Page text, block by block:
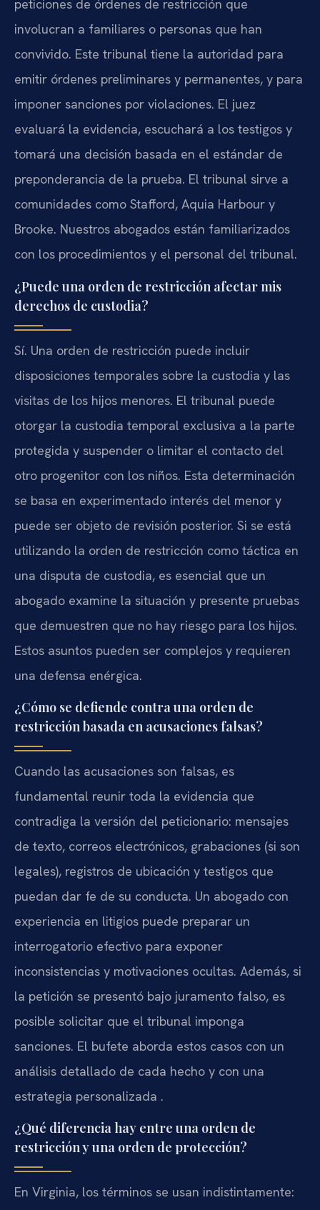
peticiones de órdenes de restricción que
involucran a familiares o personas que han
convivido. Este tribunal tiene la autoridad para
emitir órdenes preliminares y permanentes, y para
imponer sanciones por violaciones. El juez
evaluará la evidencia, escuchará a los testigos y
tomará una decisión basada en el estándar de
preponderancia de la prueba. El tribunal sirve a
comunidades como Stafford, Aquia Harbour y
Brooke. Nuestros abogados están familiarizados
con los procedimientos y el personal del tribunal.
¿Puede una orden de restricción afectar mis
derechos de custodia?
Sí. Una orden de restricción puede incluir
disposiciones temporales sobre la custodia y las
visitas de los hijos menores. El tribunal puede
otorgar la custodia temporal exclusiva a la parte
protegida y suspender o limitar el contacto del
otro progenitor con los niños. Esta determinación
se basa en experimentado interés del menor y
puede ser objeto de revisión posterior. Si se está
utilizando la orden de restricción como táctica en
una disputa de custodia, es esencial que un
abogado examine la situación y presente pruebas
que demuestren que no hay riesgo para los hijos.
Estos asuntos pueden ser complejos y requieren
una defensa enérgica.
¿Cómo se defiende contra una orden de
restricción basada en acusaciones falsas?
Cuando las acusaciones son falsas, es
fundamental reunir toda la evidencia que
contradiga la versión del peticionario: mensajes
de texto, correos electrónicos, grabaciones (si son
legales), registros de ubicación y testigos que
puedan dar fe de su conducta. Un abogado con
experiencia en litigios puede preparar un
interrogatorio efectivo para exponer
inconsistencias y motivaciones ocultas. Además, si
la petición se presentó bajo juramento falso, es
posible solicitar que el tribunal imponga
sanciones. El bufete aborda estos casos con un
análisis detallado de cada hecho y con una
estrategia personalizada .
¿Qué diferencia hay entre una orden de
restricción y una orden de protección?
En Virginia, los términos se usan indistintamente: